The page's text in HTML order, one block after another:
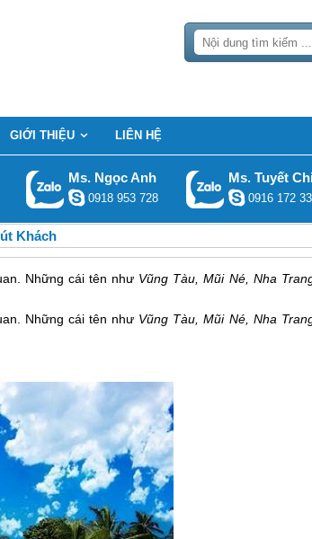
GIỚI THIỆU LIÊN HỆ
Ms. Ngọc Anh
0918 953 728
Ms. Tuyết
0916 172
Khách
Những cái tên như Vũng Tàu, Mũi Né, Nha
Những cái tên như Vũng Tàu, Mũi Né, Nha